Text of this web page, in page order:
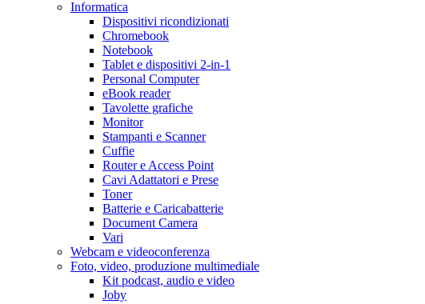
Informatica
Dispositivi ricondizionati
Chromebook
Notebook
Tablet e dispositivi 2-in-1
Personal Computer
eBook reader
Tavolette grafiche
Monitor
Stampanti e Scanner
Cuffie
Router e Access Point
Cavi Adattatori e Prese
Toner
Batterie e Caricabatterie
Document Camera
Vari
Webcam e videoconferenza
Foto, video, produzione multimediale
Kit podcast, audio e video
Joby